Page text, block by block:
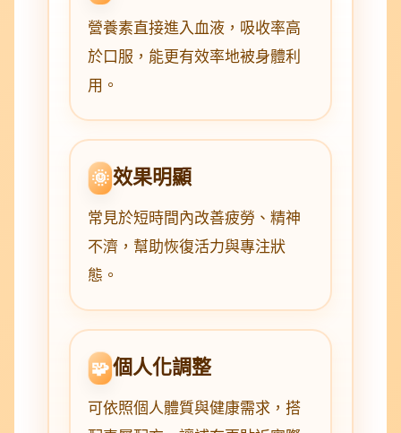
營養素直接進入血液，吸收率高
於口服，能更有效率地被身體利
用。
🌞效果明顯
常見於短時間內改善疲勞、精神
不濟，幫助恢復活力與專注狀
態。
🧩個人化調整
可依照個人體質與健康需求，搭